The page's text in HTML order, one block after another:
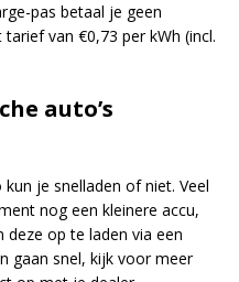
pas betaal je geen
van €0,73 per kWh (incl.
auto’s
je snelladen of niet. Veel
nog een kleinere accu,
op te laden via een
gaan snel, kijk voor meer